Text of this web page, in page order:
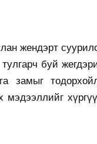
жендэрт
буй
замыг